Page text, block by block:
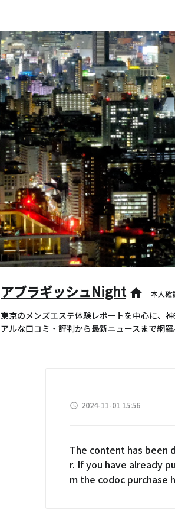
アブラギッシュNight home 本人確
東京のメンズエステ体験レポートを中心に、
アルな口コミ・評判から最新ニュースまで網
access_time 2024-11-01 15:56
The content has been
r. If you have already
m the codoc purchase